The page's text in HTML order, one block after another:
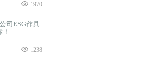
1970
司ESG作具
1238